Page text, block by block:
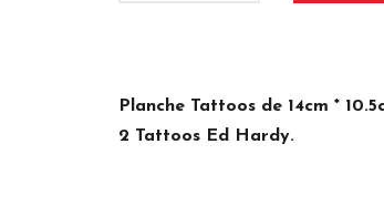
Planche Tattoos de 14cm *
2 Tattoos Ed Hardy.